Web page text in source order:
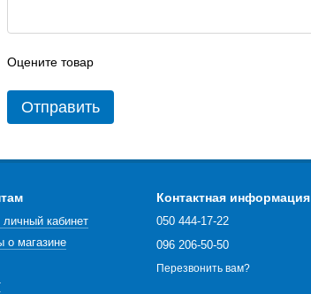
Оцените товар
Отправить
личный кабинет
о магазине
Контактная информация
050 444-17-22
096 206-50-50
Перезвонить вам?